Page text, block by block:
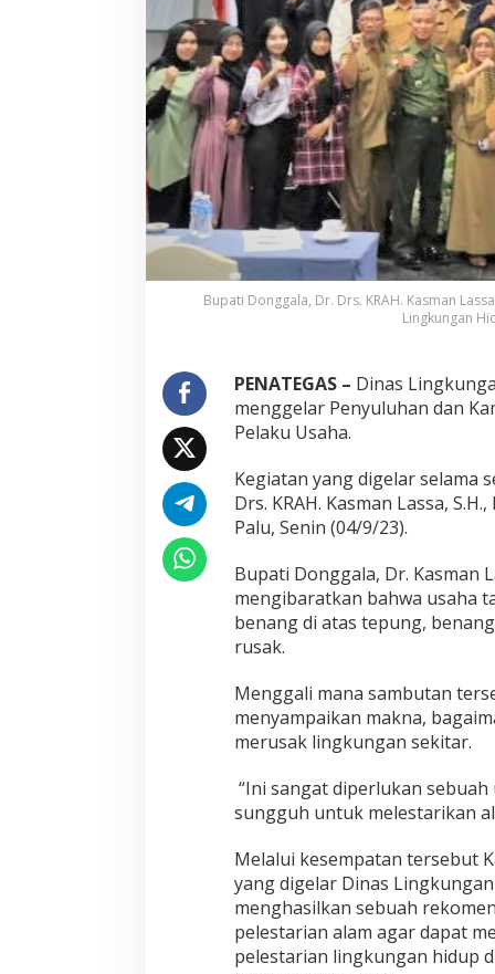
s
a
h
a
T
a
m
b
a
n
L
a
k
s
a
e
n
r
k
B
e
n
g
d
t
a
s
T
p
u
n
Bupati Donggala, Dr. Drs. KRAH. Kasman
Lingkungan
PENATEGAS – Dinas
menggelar Penyuluhan dan
Pelaku Usaha.
Kegiatan yang digelar selama
Drs. KRAH. Kasman Lassa,
Palu, Senin (04/9/23).
Bupati Donggala, Dr. Kasman
mengibaratkan bahwa usaha
benang di atas tepung,
rusak.
Menggali mana sambutan
menyampaikan makna,
merusak lingkungan sekitar.
“Ini sangat diperlukan
sungguh untuk melestarikan
Melalui kesempatan tersebut
yang digelar Dinas
menghasilkan sebuah
pelestarian alam agar dapat
pelestarian lingkungan hidup